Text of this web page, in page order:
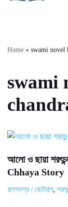
Home » swami novel
swami
আলো ও ছায়া
Chhaya Story
গল্পসমগ্র / ছোটগল্প,